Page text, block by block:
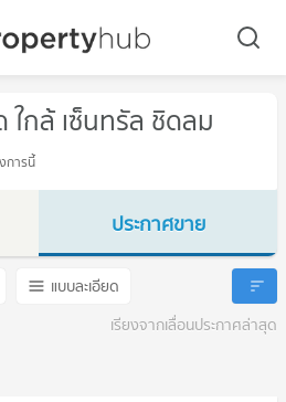
ใกล้ เซ็นทรัล ชิดลม
การนี้
ประกาศขาย
แบบละเอียด
เรียงจากเลื่อนประกาศล่าสุด